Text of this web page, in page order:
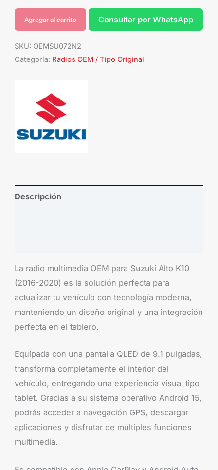
Agregar al carrito Consultar por WhatsApp
SKU: OEMSU072N2
Categoría: Radios OEM / Tipo Original
Descripción
La radio multimedia OEM para Suzuki Alto K10
(2016-2020) es la solución perfecta para
actualizar tu vehículo con tecnología moderna,
manteniendo un diseño original y una integración
perfecta en el tablero.
Equipada con una pantalla QLED de 9.1 pulgadas,
transforma completamente el interior del
vehículo, entregando una experiencia visual tipo
tablet. Gracias a su sistema operativo Android 15,
podrás acceder a navegación GPS, descargar
aplicaciones y disfrutar de múltiples funciones
multimedia.